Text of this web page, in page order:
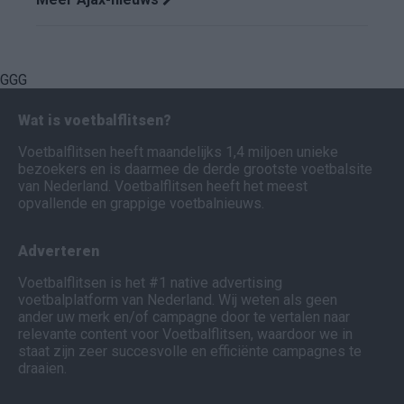
GGG
Wat is voetbalflitsen?
Voetbalflitsen heeft maandelijks 1,4 miljoen unieke
bezoekers en is daarmee de derde grootste voetbalsite
van Nederland. Voetbalflitsen heeft het meest
opvallende en grappige voetbalnieuws.
Adverteren
Voetbalflitsen is het #1 native advertising
voetbalplatform van Nederland. Wij weten als geen
ander uw merk en/of campagne door te vertalen naar
relevante content voor Voetbalflitsen, waardoor we in
staat zijn zeer succesvolle en efficiënte campagnes te
draaien.